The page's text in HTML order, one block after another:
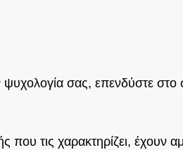
σας, επενδύστε
που τις χαρακτηρίζει, έχουν